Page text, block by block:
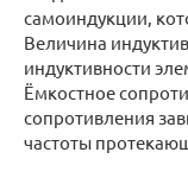
самоиндукции,
Величина
индуктивности
Ёмкостное
сопротивления
частоты